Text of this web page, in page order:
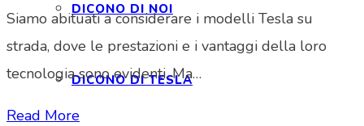
DICONO DI NOI
DICONO DI TESLA
Siamo abituati a considerare i modelli Tesla su
strada, dove le prestazioni e i vantaggi della loro
tecnologia sono evidenti. Ma…
Read More